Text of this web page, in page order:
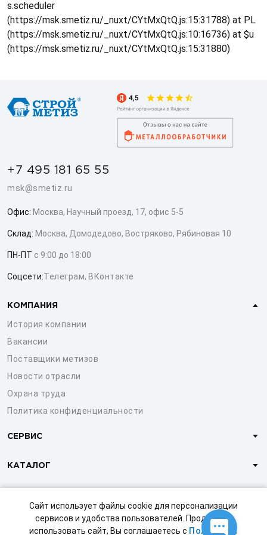
Сайт использует файлы cookie для персонализации
сервисов и удобства пользователей. Продолжая
использовать сайт, Вы соглашаетесь с Политикой
s.scheduler
(https://msk.smetiz.ru/_nuxt/CYtMxQtQ.js:15:31788) at PL
(https://msk.smetiz.ru/_nuxt/CYtMxQtQ.js:10:16736) at $u
(https://msk.smetiz.ru/_nuxt/CYtMxQtQ.js:15:31880)
+7 495 181 65 55
msk@smetiz.ru
Офис: Москва, Научный проезд, 17, офис 5-5
Склад: Москва, Домодедово, Востряково, Рябиновая 10
ПН-ПТ с 9:00 до 18:00
Соцсети:Телеграм, ВКонтакте
КОМПАНИЯ
История компании
Вакансии
Поставщики метизов
Новости отрасли
Охрана труда
Политика конфиденциальности
СЕРВИС
КАТАЛОГ